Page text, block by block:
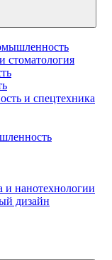
стоматология
и спецтехника
и нанотехнологии
дизайн